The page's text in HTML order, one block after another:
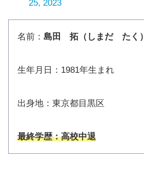
25, 2023
名前： 島田 拓（しまだ たく）
生年月日：1981年生まれ
出身地：東京都目黒区
最終学歴：高校中退